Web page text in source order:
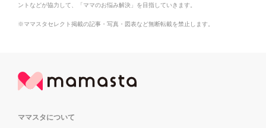
ントなどが協力して、「ママのお悩み解決」を目指していきます。
※ママスタセレクト掲載の記事・写真・図表など無断転載を禁止します。
ママスタについて